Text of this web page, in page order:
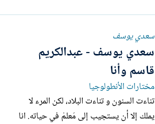
هويته، فإنه يجد نفسه على مشارف الفكر
الماركسي ونظرية تحرير الإنسان المظهد،
ومناهضة الاستبداد والتمايز الطبقي...
سعدي يوسف
سعدي يوسف - عبدالكريم
قاسم وأنا
مختارات الأنطولوجيا
تناءت السنون و تناءت البلاد، لكن المرء لا
يملك إلا أن يستجيب إلى مَعلمْ في حياته. انا